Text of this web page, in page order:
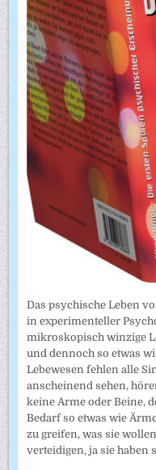
Das psychische Leben
in experimenteller
mikroskopisch winzige
und dennoch so etwas
Lebewesen fehlen alle
anscheinend sehen,
keine Arme oder Beine,
Bedarf so etwas wie
zu greifen, was sie
verteidigen, ja sie haben